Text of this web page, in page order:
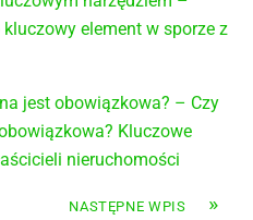
element w sporze z
jest obowiązkowa? – Czy
Kluczowe
nieruchomości
»
NASTĘPNE WPIS